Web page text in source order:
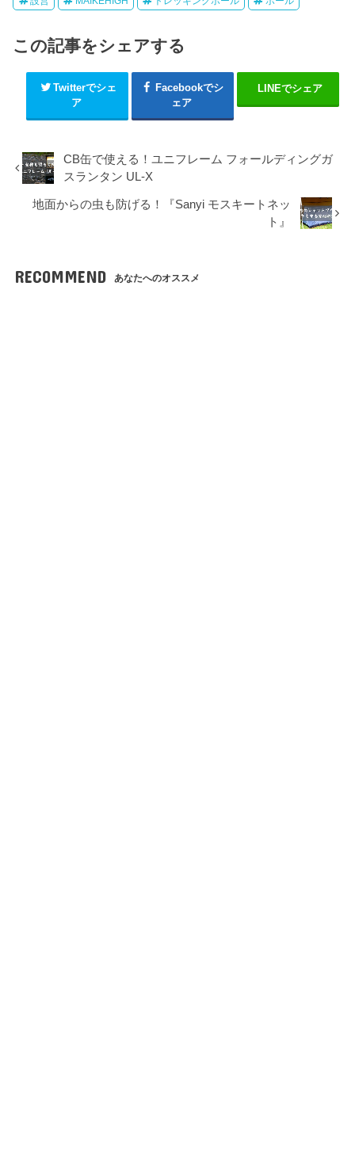
この記事をシェアする
Twitterでシェ
ア
Facebookでシ
ェア
LINEでシェア
CB缶で使える！ユニフレーム フォールディングガ
スランタン UL-X
地面からの虫も防げる！『Sanyi モスキートネッ
ト』
RECOMMEND あなたへのオススメ